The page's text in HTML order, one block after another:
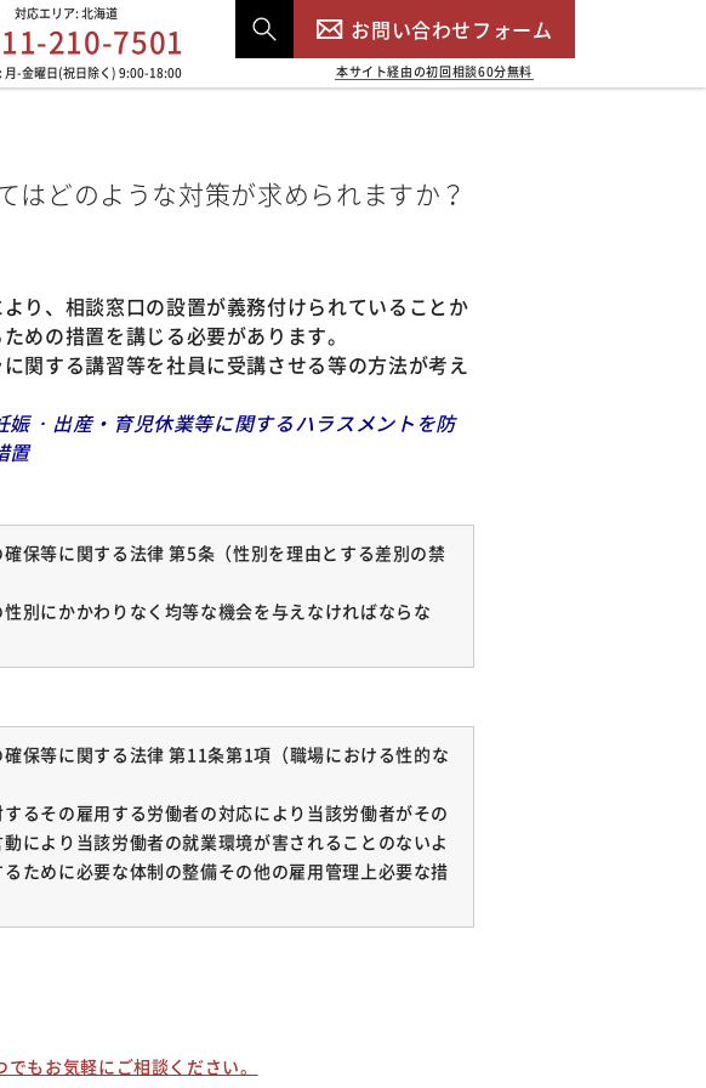
対応エリア: 北海道
210-7501
月-金曜日(祝日除く) 9:00-18:00
お問い合わせフォーム
本サイト経由の初回相談60分無料
はどのような対策が求められますか？
り、相談窓口の設置が義務付けられていることか
めの措置を講じる必要があります。
関する講習等を社員に受講させる等の方法が考え
･ 出産・育児休業等に関するハラスメントを防
置
保等に関する法律 第5条（性別を理由とする差別の禁
別にかかわりなく均等な機会を与えなければならな
保等に関する法律 第11条第1項（職場における性的な
るその雇用する労働者の対応により当該労働者がその
により当該労働者の就業環境が害されることのないよ
ために必要な体制の整備その他の雇用管理上必要な措
もお気軽にご相談ください。